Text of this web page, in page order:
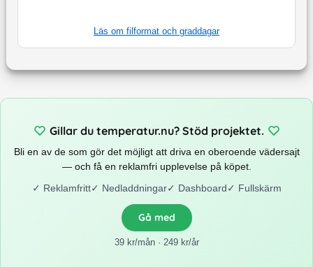
Läs om filformat och graddagar
Gillar du temperatur.nu? Stöd projektet.
Bli en av de som gör det möjligt att driva en oberoende vädersajt
— och få en reklamfri upplevelse på köpet.
✓ Reklamfritt✓ Nedladdningar✓ Dashboard✓ Fullskärm
Gå med
39 kr/mån · 249 kr/år